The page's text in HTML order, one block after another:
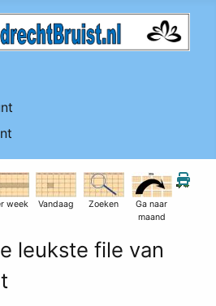
week Vandaag Zoeken
Ga naar
maand
leukste file van